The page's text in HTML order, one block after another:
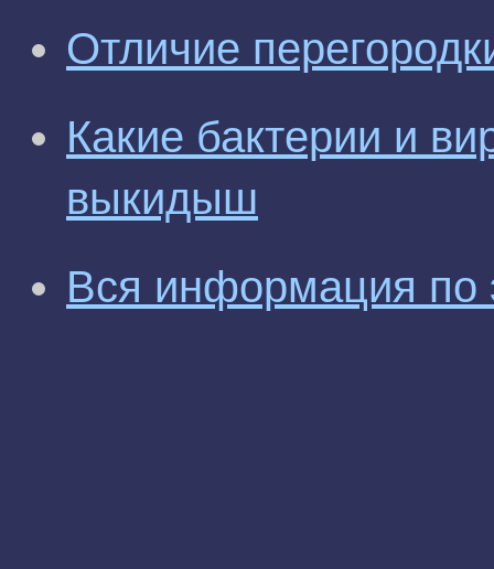
Отличие
Какие бактерии и
выкидыш
Вся информация по